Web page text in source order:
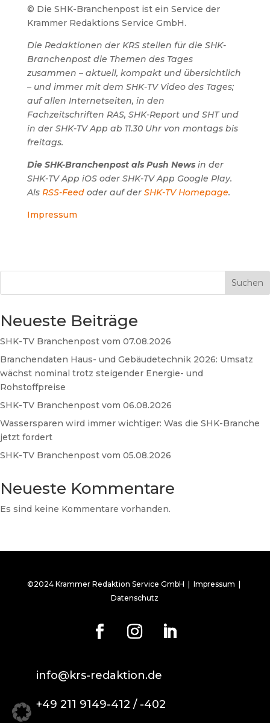
© Die SHK-Branchenpost ist ein Service der
Krammer Redaktions Service GmbH.
Die Redaktionen der KRS stellen für die SHK-
Branchenpost die Themen des Tages
zusammen – aktuell, kompakt und übersichtlich
– und immer mit dem SHK-TV Video des Tages;
auf allen Internetseiten, in den
Fachzeitschriften RAS, SHK-Report und SHT und
in der SHK-TV App ab 11.30 Uhr von montags bis
freitags.
Die SHK-Branchenpost als Push Newsin der
SHK-TV App iOS oder SHK-TV App Google Play.
Als RSS-Feedoder auf der SHK-TV Homepage.
Impressum
Suchen
Neueste Beiträge
SHK-TV Branchenpost vom 07.08.2026
Branchendaten Haus- und Gebäudetechnik 2026: Umsatz
wächst nominal trotz steigender Energie- und
Rohstoffpreise
SHK-TV Branchenpost vom 06.08.2026
Wassersparen wird immer wichtiger: Was die SHK-Branche
jetzt fordert
SHK-TV Branchenpost vom 05.08.2026
Neueste Kommentare
Es sind keine Kommentare vorhanden.
©2024 Krammer Redaktion Service GmbH |Impressum
Datenschutz
info@krs-redaktion.de
+49 211 9149-412 / -402